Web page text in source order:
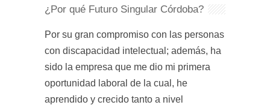
¿Por qué Futuro Singular Córdoba?
Por su gran compromiso con las personas
con discapacidad intelectual; además, ha
sido la empresa que me dio mi primera
oportunidad laboral de la cual, he
aprendido y crecido tanto a nivel